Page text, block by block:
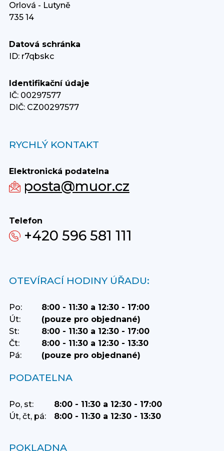
Orlová - Lutyně
735 14
Datová schránka
ID: r7qbskc
Identifikační údaje
IČ: 00297577
DIČ: CZ00297577
RYCHLÝ KONTAKT
Elektronická podatelna
posta@muor.cz
Telefon
+420 596 581 111
OTEVÍRACÍ HODINY ÚŘADU:
Po:
8:00 - 11:30 a 12:30 - 17:00
Út:
(pouze pro objednané)
St:
8:00 - 11:30 a 12:30 - 17:00
Čt:
8:00 - 11:30 a 12:30 - 13:30
Pá:
(pouze pro objednané)
PODATELNA
Po, st:
8:00 - 11:30 a 12:30 - 17:00
Út, čt, pá:
8:00 - 11:30 a 12:30 - 13:30
POKLADNA